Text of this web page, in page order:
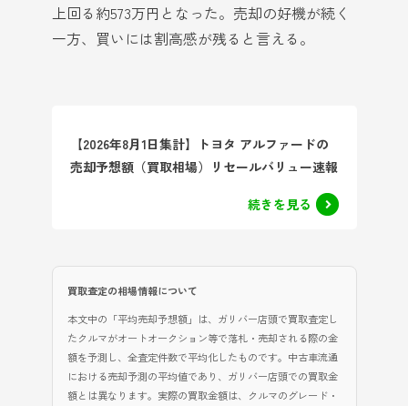
上回る約573万円となった。売却の好機が続く
一方、買いには割高感が残ると言える。
【2026年8月1日集計】トヨタ アルファードの
売却予想額（買取相場）リセールバリュー速報
続きを見る
買取査定の相場情報について
本文中の「平均売却予想額」は、ガリバー店頭で買取査定し
たクルマがオートオークション等で落札・売却される際の金
額を予測し、全査定件数で平均化したものです。中古車流通
における売却予測の平均値であり、ガリバー店頭での買取金
額とは異なります。実際の買取金額は、クルマのグレード・